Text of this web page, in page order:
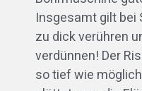
Insgesamt gilt bei
zu dick verühren
verdünnen! Der
so tief wie